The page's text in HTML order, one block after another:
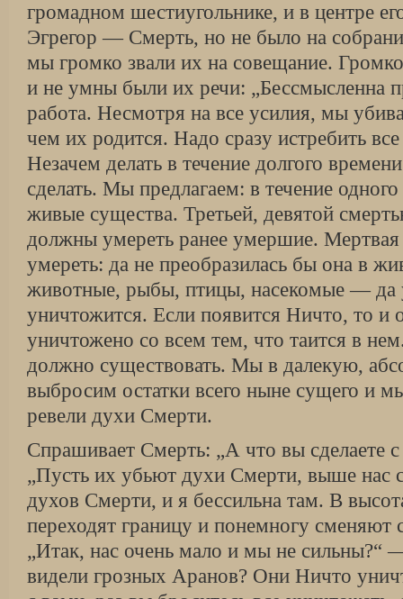
громадном шестиугольнике, и в центре
Эгрегор — Смерть, но не было на
мы громко звали их на совещание.
и не умны были их речи: „Бессмысленна
работа. Несмотря на все усилия, мы
чем их родится. Надо сразу истребить
Незачем делать в течение долгого
сделать. Мы предлагаем: в течение
живые существа. Третьей, девятой
должны умереть ранее умершие.
умереть: да не преобразилась бы она в
животные, рыбы, птицы, насекомые — да
уничтожится. Если появится Ничто, то и
уничтожено со всем тем, что таится в
должно существовать. Мы в далекую,
выбросим остатки всего ныне сущего и
ревели духи Смерти.
Спрашивает Смерть: „А что вы сделаете
„Пусть их убьют духи Смерти, выше нас
духов Смерти, и я бессильна там. В
переходят границу и понемногу
„Итак, нас очень мало и мы не сильны?“
видели грозных Аранов? Они Ничто